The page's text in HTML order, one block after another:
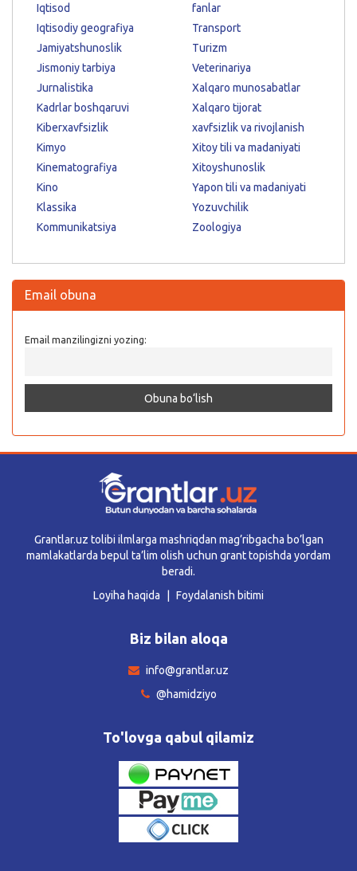
Iqtisod
Iqtisodiy geografiya
Jamiyatshunoslik
Jismoniy tarbiya
Jurnalistika
Kadrlar boshqaruvi
Kiberxavfsizlik
Kimyo
Kinematografiya
Kino
Klassika
Kommunikatsiya
fanlar
Transport
Turizm
Veterinariya
Xalqaro munosabatlar
Xalqaro tijorat
xavfsizlik va rivojlanish
Xitoy tili va madaniyati
Xitoyshunoslik
Yapon tili va madaniyati
Yozuvchilik
Zoologiya
Email obuna
Email manzilingizni yozing:
Grantlar.uz tolibi ilmlarga mashriqdan mag’ribgacha bo’lgan
mamlakatlarda bepul ta’lim olish uchun grant topishda yordam
beradi.
Loyiha haqida
Foydalanish bitimi
Biz bilan aloqa
info@grantlar.uz
@hamidziyo
To'lovga qabul qilamiz